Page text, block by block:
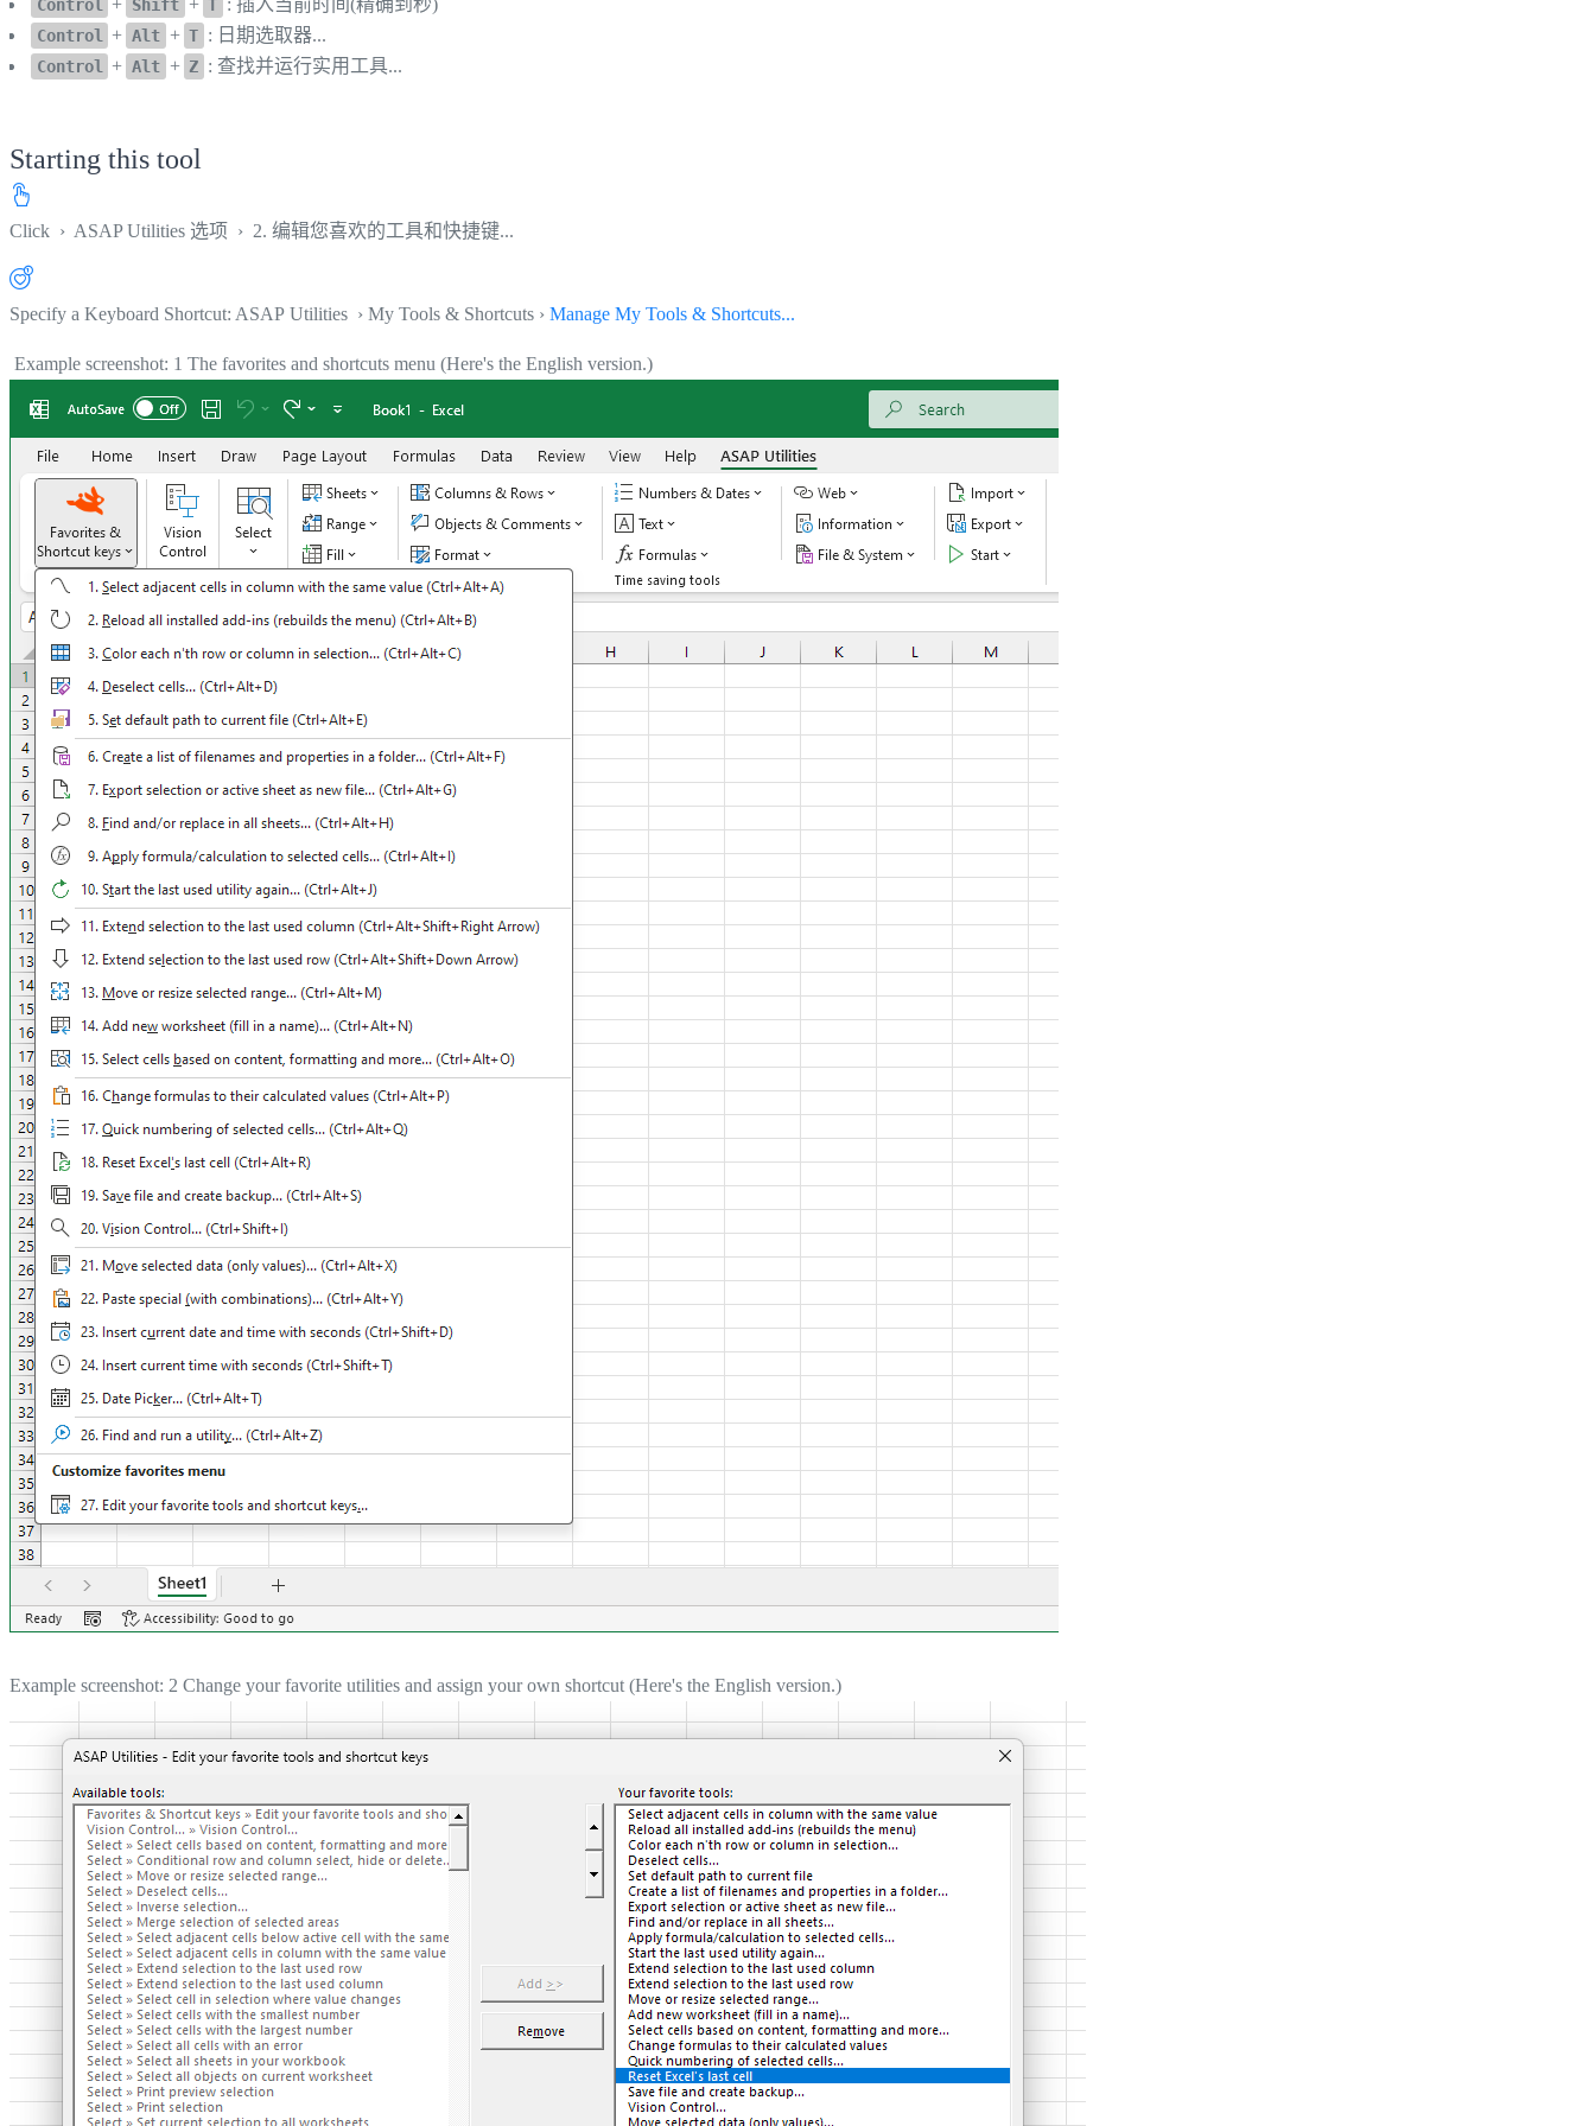
Control + Shift + T : 插入当前时间(精确到秒)
Control + Alt + T : 日期选取器...
Control + Alt + Z : 查找并运行实用工具...
Starting this tool
Click › ASAP Utilities 选项 › 2. 编辑您喜欢的工具和快捷键...
Specify a Keyboard Shortcut: ASAP Utilities › My Tools & Shortcuts › Manage My Tools & Shortcuts...
Example screenshot: 1 The favorites and shortcuts menu (Here's the English version.)
Example screenshot: 2 Change your favorite utilities and assign your own shortcut (Here's the English version.)